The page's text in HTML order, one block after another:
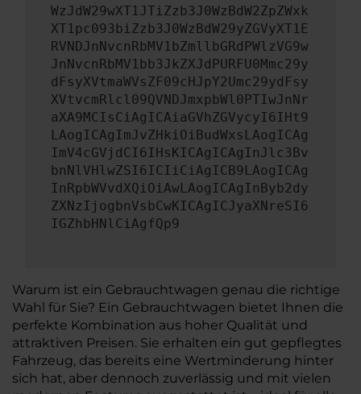
WzJdW29wXT1JTiZzb3J0WzBdW2ZpZWxk
XT1pc093biZzb3J0WzBdW29yZGVyXT1E
RVNDJnNvcnRbMV1bZmllbGRdPWlzVG9w
JnNvcnRbMV1bb3JkZXJdPURFU0Mmc29y
dFsyXVtmaWVsZF09cHJpY2Umc29ydFsy
XVtvcmRlcl09QVNDJmxpbWl0PTIwJnNr
aXA9MCIsCiAgICAiaGVhZGVycyI6IHt9
LAogICAgImJvZHkiOiBudWxsLAogICAg
ImV4cGVjdCI6IHsKICAgICAgInJlc3Bv
bnNlVHlwZSI6ICIiCiAgICB9LAogICAg
InRpbWVvdXQiOiAwLAogICAgInByb2dy
ZXNzIjogbnVsbCwKICAgICJyaXNreSI6
IGZhbHNlCiAgfQp9
Warum ist ein Gebrauchtwagen genau die richtige
Wahl für Sie? Ein Gebrauchtwagen bietet Ihnen die
perfekte Kombination aus hoher Qualität und
attraktiven Preisen. Sie erhalten ein gut gepflegtes
Fahrzeug, das bereits eine Wertminderung hinter
sich hat, aber dennoch zuverlässig und mit vielen